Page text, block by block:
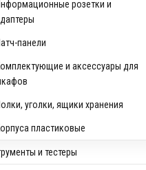
розетки и
панели
и аксессуары для
уголки, ящики хранения
пластиковые
и тестеры